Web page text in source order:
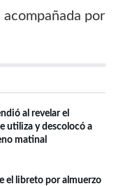
por
al revelar el
utiliza y descolocó a
matinal
el libreto por almuerzo